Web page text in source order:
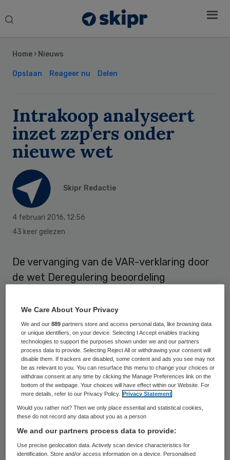
Search
Home › Nieuws
Opslaan Reageer nu Delen
Intrakoop analyseert
inzet zzp’ers onder
nieuwe wet
Skipr Redactie
4 februari 2016, 12:56
43 keer gelezen
De vervanging van de VAR-verklaring door
de wet Deregulering beoordeling
voor zorgorganisaties die zzp’ers inzetten.
Intrakoop, de inkoopcoöperatie van de zorg,
en Staffing Management Services hebben
een scan ontwikkeld om de financiële risico’s
inzichtelijk te maken, de DBA-scan.
Na de Tweede Kamer stemde deze week
ook de Eerste Kamer in met afschaffing van
de Verklaring Arbeidsrelatie (VAR) en
invoering van de wet Deregulering
Beoordeling Arbeidsrelaties (DBA). Het doel
Sidebar
We Care About Your Privacy
We and our889 partners store and access personal data, like browsing data
or unique identifiers, on your device. Selecting I Accept enables tracking
technologies to support the purposes shown under we and our partners
process data to provide. Selecting Reject All or withdrawing your consent will
disable them. If trackers are disabled, some content and ads you see may not
be as relevant to you. You can resurface this menu to change your choices or
withdraw consent at any time by clicking the Manage Preferences link on the
bottom of the webpage. Your choices will have effect within our Website. For
more details, refer to our Privacy Policy.
Privacy Statement
Would you rather not? Then we only place essential and statistical cookies,
these do not record any data about you as a person
We and our partners process data to provide:
Use precise geolocation data. Actively scan device characteristics for
identification. Store and/or access information on a device. Personalised